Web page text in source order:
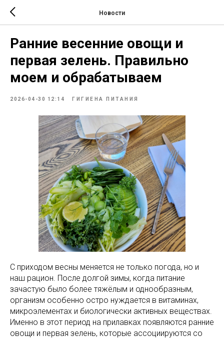
Новости
Ранние весенние овощи и
первая зелень. Правильно
моем и обрабатываем
2026-04-30 12:14 ГИГИЕНА ПИТАНИЯ
С приходом весны меняется не только погода, но и
наш рацион. После долгой зимы, когда питание
зачастую было более тяжёлым и однообразным,
организм особенно остро нуждается в витаминах,
микроэлементах и биологически активных веществах.
Именно в этот период на прилавках появляются ранние
овощи и первая зелень, которые ассоциируются со